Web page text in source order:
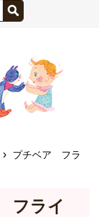
›
プチベア フラ
フライ